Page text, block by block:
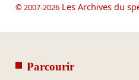
© 2007-2026Les Archives du
Parcourir